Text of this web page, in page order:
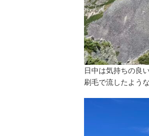
日中は気持ちの良
刷毛で流したよう